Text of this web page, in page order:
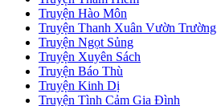
Truyện Hào Môn
Truyện Thanh Xuân Vườn Trường
Truyện Ngọt Sủng
Truyện Xuyên Sách
Truyện Báo Thù
Truyện Kinh Dị
Truyện Tình Cảm Gia Đình